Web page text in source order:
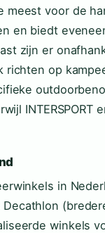
meest voor de
en biedt
zijn er
richten op
INTERSPORT
in
winkels